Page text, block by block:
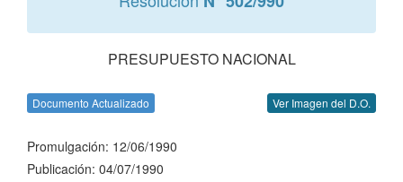
PRESUPUESTO NACIONAL
Documento Actualizado Ver Imagen del D.O.
Promulgación: 12/06/1990
Publicación: 04/07/1990